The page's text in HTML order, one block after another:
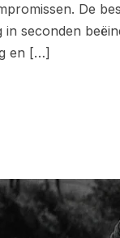
De
in seconden
en […]